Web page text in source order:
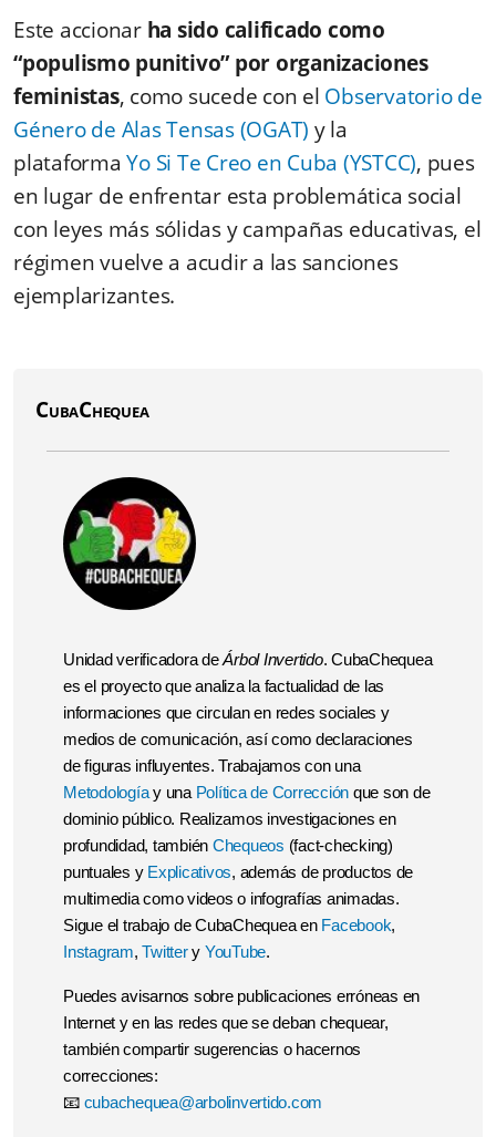
Este accionarha sido calificado como
“populismo punitivo” por organizaciones
feministas, como sucede con el Observatorio de
Género de Alas Tensas (OGAT) y la
plataformaYo Si Te Creo en Cuba (YSTCC), pues
en lugar de enfrentar esta problemática social
con leyes más sólidas y campañas educativas, el
régimen vuelve a acudir a las sanciones
ejemplarizantes.
CubaChequea
Unidad verificadora deÁrbol Invertido. CubaChequea
es el proyecto que analiza la factualidad de las
informaciones que circulan en redes sociales y
medios de comunicación, así como declaraciones
de figuras influyentes. Trabajamos con una
Metodologíay una Política de Corrección que son de
dominio público. Realizamos investigaciones en
profundidad, también Chequeos (fact-checking)
puntuales y Explicativos, además de productos de
multimedia como videos o infografías animadas.
Sigue el trabajo de CubaChequea en Facebook,
Instagram,Twittery YouTube.
Puedes avisarnos sobre publicaciones erróneas en
Internet y en las redes que se deban chequear,
también compartir sugerencias o hacernos
correcciones:
📧 cubachequea@arbolinvertido.com